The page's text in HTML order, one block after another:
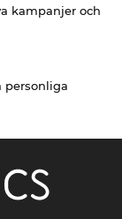
kampanjer och
personliga